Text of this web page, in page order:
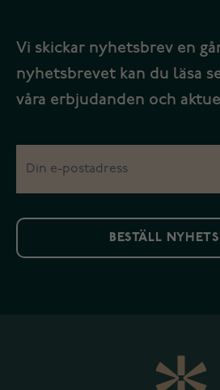
Vi skickar nyhetsbrev en
nyhetsbrevet kan du läsa
våra erbjudanden och
BESTÄLL